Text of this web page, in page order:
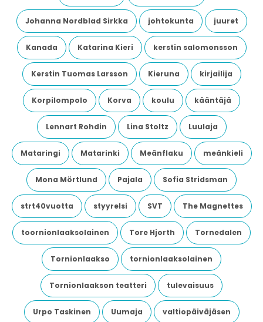
Johanna Nordblad Sirkka johtokunta juuret
Kanada Katarina Kieri kerstin salomonsson
Kerstin Tuomas Larsson Kieruna kirjailija
Korpilompolo Korva koulu kääntäjä
Lennart Rohdin Lina Stoltz Luulaja
Mataringi Matarinki Meänflaku meänkieli
Mona Mörtlund Pajala Sofia Stridsman
strt40vuotta styyrelsi SVT The Magnettes
toornionlaaksolainen Tore Hjorth Tornedalen
Tornionlaakso tornionlaaksolainen
Tornionlaakson teatteri tulevaisuus
Urpo Taskinen Uumaja valtiopäiväjäsen